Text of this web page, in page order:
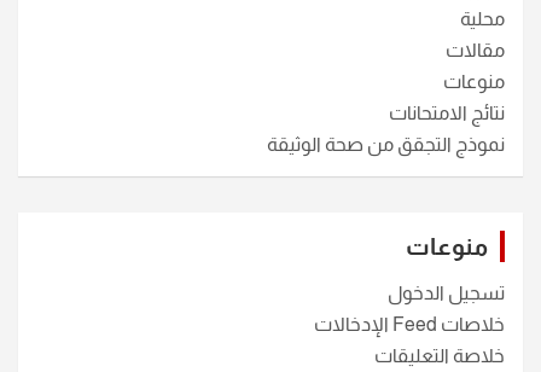
محلية
مقالات
منوعات
نتائج الامتحانات
نموذج التجقق من صحة الوثيقة
منوعات
تسجيل الدخول
خلاصات Feed الإدخالات
خلاصة التعليقات